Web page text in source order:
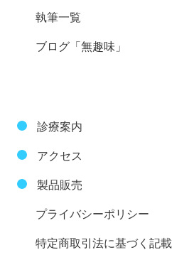
執筆一覧
ブログ「無趣味」
診療案内
アクセス
製品販売
プライバシーポリシー
特定商取引法に基づく記載